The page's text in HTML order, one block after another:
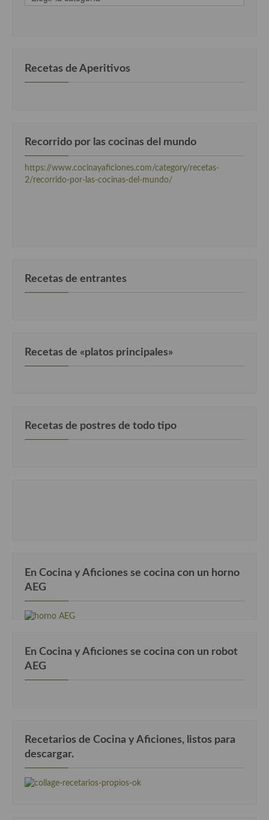
Cocina Rusa
Cocina Turca
clasificadas
Recetas de Aperitivos
Recorrido por las cocinas del mundo
https://www.cocinayaficiones.com/category/recetas-
2/recorrido-por-las-cocinas-del-mundo/
Recetas de entrantes
Recetas de «platos principales»
Recetas de postres de todo tipo
En Cocina y Aficiones se cocina con un horno
AEG
En Cocina y Aficiones se cocina con un robot
AEG
Recetarios de Cocina y Aficiones, listos para
descargar.